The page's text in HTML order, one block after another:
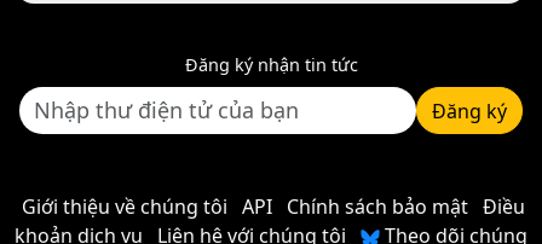
Đăng ký nhận tin tức
Đăng ký
Giới thiệu về chúng tôi API Chính sách bảo mật Điều
khoản dịch vụ
Liên hệ với chúng tôi Theo dõi chúng